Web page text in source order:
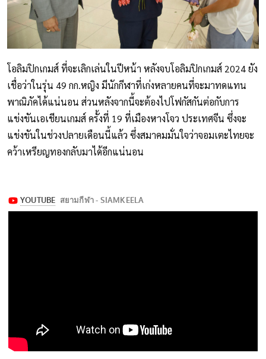
โอลิมปิกเกมส์ ที่จะเลิกเล่นในปีหน้า หลังจบโอลิมปิกเกมส์ 2024 ยัง
เชื่อว่าในรุ่น 49 กก.หญิง มีนักกีฬาที่เก่งหลายคนที่จะมาทดแทน
พาณิภัคได้แน่นอน ส่วนหลังจากนี้จะต้องไปโฟกัสกันต่อกับการ
แข่งขันเอเชียนเกมส์ ครั้งที่ 19 ที่เมืองหางโจว ประเทศจีน ซึ่งจะ
แข่งขันในช่วงปลายเดือนนี้แล้ว ซึ่งสมาคมมั่นใจว่าจอมเตะไทยจะ
คว้าเหรียญทองกลับมาได้อีกแน่นอน